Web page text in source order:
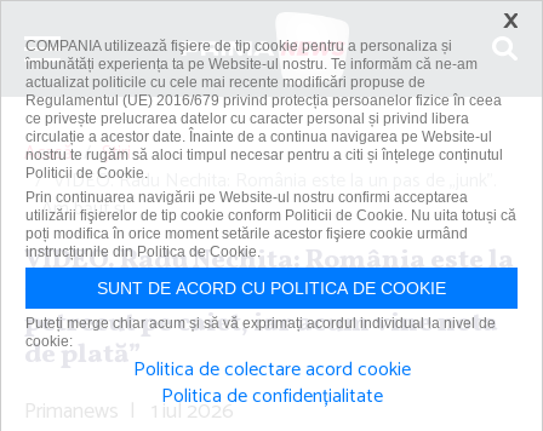
Acasă
Știri
VIDEO. Radu Nechita: România este la un pas de „junk”.
„Am băut şi...
VIDEO. Radu Nechita: România este la
un pas de „junk”. „Am băut şi am
petrecut pe caiet, iar acum vine nota
de plată”
Primanews | 1 iul 2026
×
COMPANIA utilizează fişiere de tip cookie pentru a personaliza și
îmbunătăți experiența ta pe Website-ul nostru. Te informăm că ne-am
actualizat politicile cu cele mai recente modificări propuse de
Regulamentul (UE) 2016/679 privind protecția persoanelor fizice în ceea
ce privește prelucrarea datelor cu caracter personal și privind libera
circulație a acestor date. Înainte de a continua navigarea pe Website-ul
nostru te rugăm să aloci timpul necesar pentru a citi și înțelege conținutul
Politicii de Cookie.
Prin continuarea navigării pe Website-ul nostru confirmi acceptarea
utilizării fişierelor de tip cookie conform Politicii de Cookie. Nu uita totuși că
poți modifica în orice moment setările acestor fişiere cookie urmând
instrucțiunile din Politica de Cookie.
SUNT DE ACORD CU POLITICA DE COOKIE
Puteți merge chiar acum și să vă exprimați acordul individual la nivel de
cookie:
Politica de colectare acord cookie
Politica de confidențialitate